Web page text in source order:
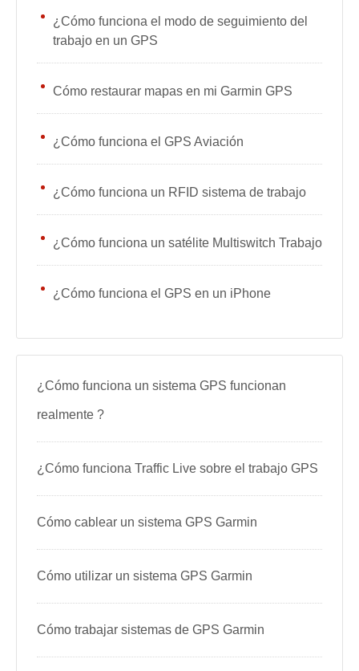
¿Cómo funciona el modo de seguimiento del
trabajo en un GPS
Cómo restaurar mapas en mi Garmin GPS
¿Cómo funciona el GPS Aviación
¿Cómo funciona un RFID sistema de trabajo
¿Cómo funciona un satélite Multiswitch Trabajo
¿Cómo funciona el GPS en un iPhone
¿Cómo funciona un sistema GPS funcionan
realmente ?
¿Cómo funciona Traffic Live sobre el trabajo GPS
Cómo cablear un sistema GPS Garmin
Cómo utilizar un sistema GPS Garmin
Cómo trabajar sistemas de GPS Garmin